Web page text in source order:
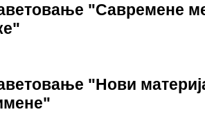
"Савремене
"Нови